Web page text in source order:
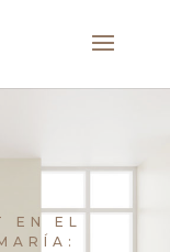
EN EL